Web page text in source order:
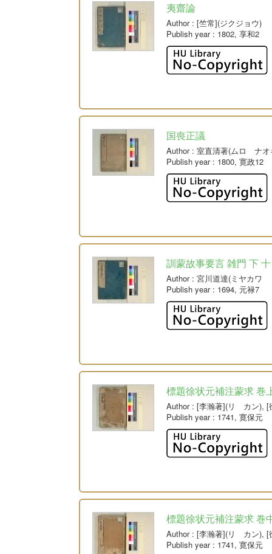
夷齋論
Author: [竺常](ジクジョウ)
Publish year: 1802, 享和2
国喪正議
Author: 室直清著(ムロ ナオ
Publish year: 1800, 寛政12
訓蒙故事要言 雑門 下 十
Author: 宮川道達(ミヤカワ
Publish year: 1694, 元禄7
標題徐状元補注蒙求 巻
Author: [李瀚著](リ カン), [
Publish year: 1741, 寛保元
標題徐状元補注蒙求 巻
Author: [李瀚著](リ カン), [
Publish year: 1741, 寛保元